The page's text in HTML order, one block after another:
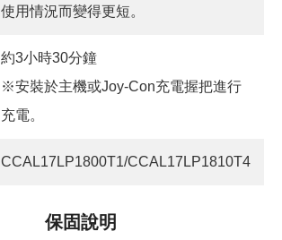
使用情況而變得更短。
約3小時30分鐘
※安裝於主機或Joy-Con充電握把進行
充電。
CCAL17LP1800T1/CCAL17LP1810T4
保固說明